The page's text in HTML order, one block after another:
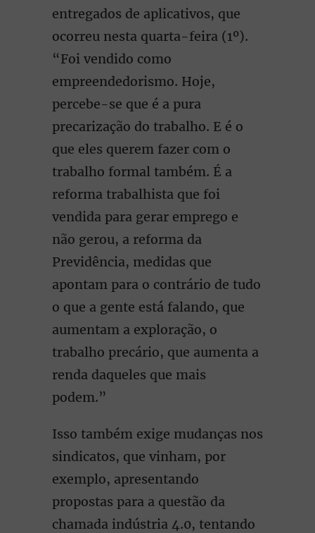
entregados de aplicativos, que
ocorreu nesta quarta-feira (1º).
“Foi vendido como
empreendedorismo. Hoje,
percebe-se que é a pura
precarização do trabalho. E é o
que eles querem fazer com o
trabalho formal também. É a
reforma trabalhista que foi
vendida para gerar emprego e
não gerou, a reforma da
Previdência, medidas que
apontam para o contrário de tudo
o que a gente está falando, que
aumentam a exploração, o
trabalho precário, que aumenta a
renda daqueles que mais
podem.”
Isso também exige mudanças nos
sindicatos, que vinham, por
exemplo, apresentando
propostas para a questão da
chamada indústria 4.0, tentando